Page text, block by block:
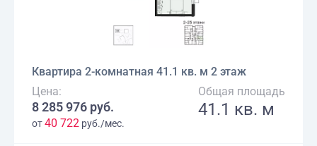
Квартира 2-комнатная 41.1 кв. м 2 этаж
Цена:
8 285 976 руб.
от40 722 руб./мес.
Общая площадь
41.1 кв. м